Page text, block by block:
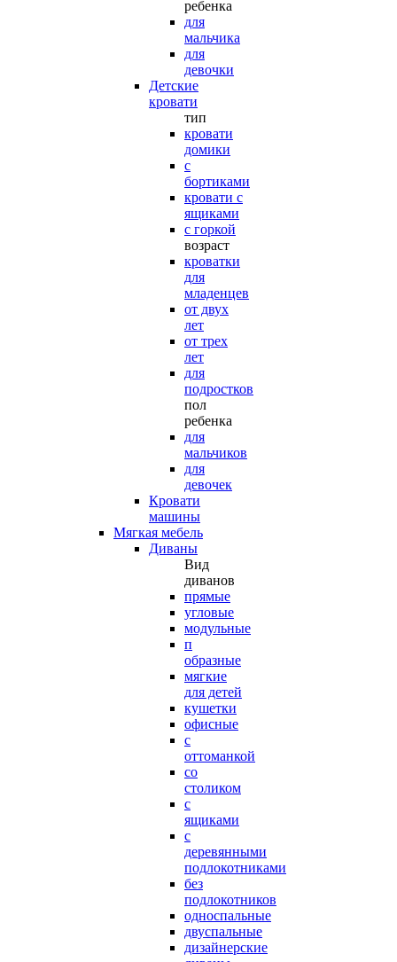
ребенка
для
мальчика
для
девочки
Детские
кровати
тип
кровати
домики
с
бортиками
кровати с
ящиками
с горкой
возраст
кроватки
для
младенцев
от двух
лет
от трех
лет
для
подростков
пол
ребенка
для
мальчиков
для
девочек
Кровати
машины
Мягкая мебель
Диваны
Вид
диванов
прямые
угловые
модульные
п
образные
мягкие
для детей
кушетки
офисные
с
оттоманкой
со
столиком
с
ящиками
с
деревянными
подлокотниками
без
подлокотников
односпальные
двуспальные
дизайнерские